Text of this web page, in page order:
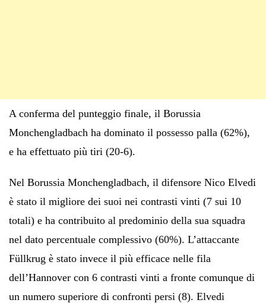
A conferma del punteggio finale, il Borussia
Monchengladbach ha dominato il possesso palla (62%),
e ha effettuato più tiri (20-6).
Nel Borussia Monchengladbach, il difensore Nico Elvedi
è stato il migliore dei suoi nei contrasti vinti (7 sui 10
totali) e ha contribuito al predominio della sua squadra
nel dato percentuale complessivo (60%). L’attaccante
Füllkrug è stato invece il più efficace nelle fila
dell’Hannover con 6 contrasti vinti a fronte comunque di
un numero superiore di confronti persi (8). Elvedi